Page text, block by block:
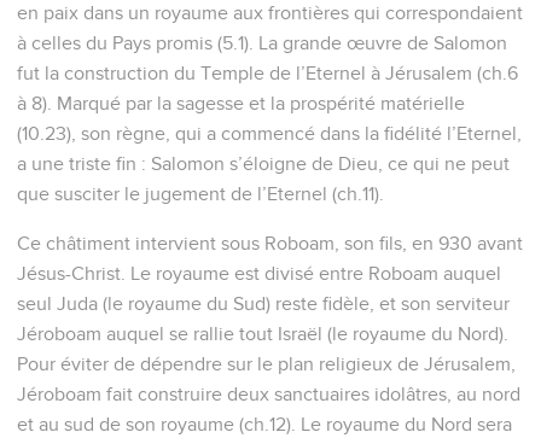
en paix dans un royaume aux frontières qui correspondaient
à celles du Pays promis (5.1). La grande œuvre de Salomon
fut la construction du Temple de l’Eternel à Jérusalem (ch.6
à 8). Marqué par la sagesse et la prospérité matérielle
(10.23), son règne, qui a commencé dans la fidélité l’Eternel,
a une triste fin : Salomon s’éloigne de Dieu, ce qui ne peut
que susciter le jugement de l’Eternel (ch.11).
Ce châtiment intervient sous Roboam, son fils, en 930 avant
Jésus-Christ. Le royaume est divisé entre Roboam auquel
seul Juda (le royaume du Sud) reste fidèle, et son serviteur
Jéroboam auquel se rallie tout Israël (le royaume du Nord).
Pour éviter de dépendre sur le plan religieux de Jérusalem,
Jéroboam fait construire deux sanctuaires idolâtres, au nord
et au sud de son royaume (ch.12). Le royaume du Nord sera